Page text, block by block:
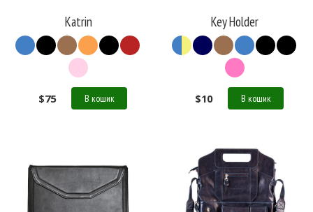
Katrin
$75 В кошик
Key Holder
$10 В кошик